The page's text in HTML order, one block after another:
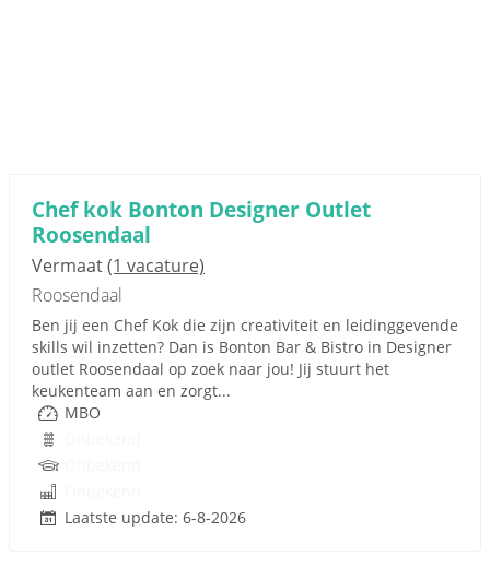
Chef kok Bonton Designer Outlet
Roosendaal
Vermaat(1 vacature)
Roosendaal
Ben jij een Chef Kok die zijn creativiteit en leidinggevende
skills wil inzetten? Dan is Bonton Bar & Bistro in Designer
outlet Roosendaal op zoek naar jou! Jij stuurt het
keukenteam aan en zorgt...
MBO
Laatste update: 6-8-2026